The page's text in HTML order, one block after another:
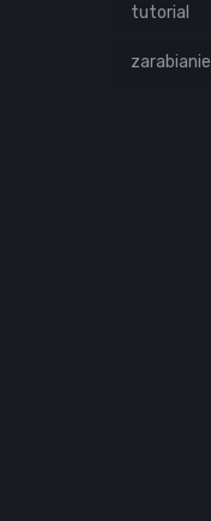
tutorial
zarabianie